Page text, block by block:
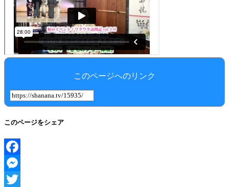
このページへのリンク
このページをシェア
Facebook
Messenger